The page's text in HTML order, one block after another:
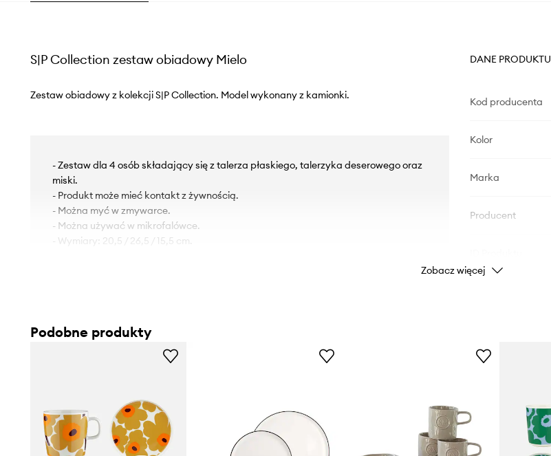
S|P Collection zestaw obiadowy Mielo
Zestaw obiadowy z kolekcji S|P Collection. Model wykonany z kamionki.
- Zestaw dla 4 osób składający się z talerza płaskiego, talerzyka deserowego oraz
miski.
- Produkt może mieć kontakt z żywnością.
- Można myć w zmywarce.
- Można używać w mikrofalówce.
- Wymiary: 20,5 / 26,5 / 15,5 cm.
DANE PRODUKTU
Kod producenta
Kolor
Marka
Producent
Zobacz więcej
Podobne produkty